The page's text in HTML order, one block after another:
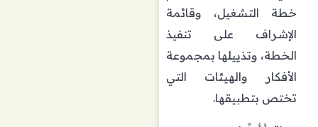
خطة التشغيل، وقائمة
الإشراف على تنفيذ
الخطة، وتذييلها بمجموعة
الأفكار والهيئات التي
تختص بتطبيقها.